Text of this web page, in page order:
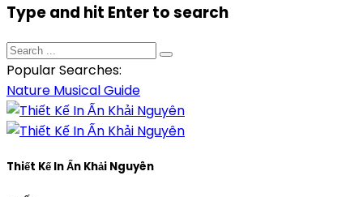
Type and hit Enter to search
Popular Searches:
Nature MusicalGuide
Thiết Kế In Ấn Khải Nguyên